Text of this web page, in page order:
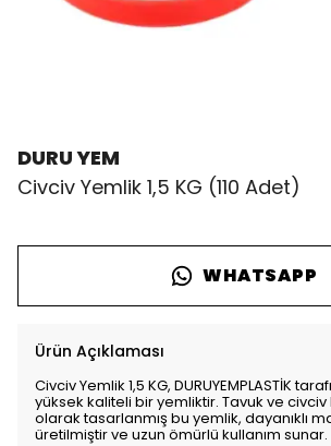
DURU YEM
Civciv Yemlik 1,5 KG (110 Adet)
WHATSAPP
Ürün Açıklaması
Civciv Yemlik 1,5 KG, DURUYEMPLASTİK
yüksek kaliteli bir yemliktir. Tavuk ve
olarak tasarlanmış bu yemlik, dayanıklı
üretilmiştir ve uzun ömürlü kullanım sunar.